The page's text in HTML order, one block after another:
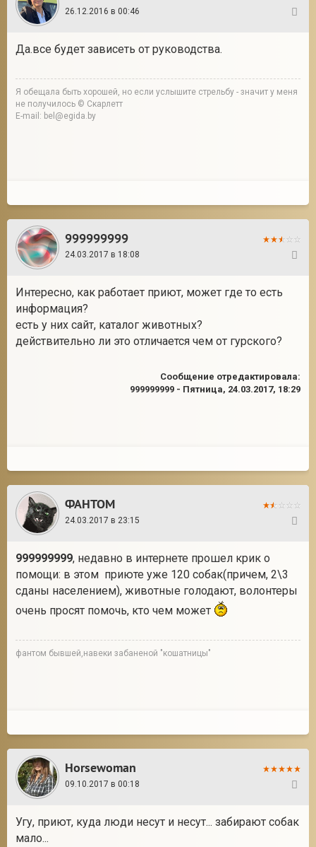
26.12.2016 в 00:46
Да.все будет зависеть от руководства.
Я обещала быть хорошей, но если услышите стрельбу - значит у меня
не получилось © Скарлетт
E-mail: bel@egida.by
999999999
24.03.2017 в 18:08
Интересно, как работает приют, может где то есть
информация?
есть у них сайт, каталог животных?
действительно ли это отличается чем от гурского?
Сообщение отредактировала:
999999999 - Пятница, 24.03.2017, 18:29
ФАНТОМ
24.03.2017 в 23:15
999999999, недавно в интернете прошел крик о
помощи: в этом приюте уже 120 собак(причем, 2\3
сданы населением), животные голодают, волонтеры
очень просят помочь, кто чем может
фантом бывшей,навеки забаненой "кошатницы"
Horsewoman
09.10.2017 в 00:18
Угу, приют, куда люди несут и несут... забирают собак
мало...